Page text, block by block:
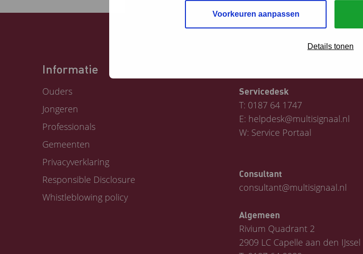
Voorkeuren aanpassen
Details tonen
Informatie
Ouders
Jongeren
Professionals
Gemeenten
Privacyverklaring
Responsible Disclosure
Whistleblowing policy
Servicedesk
T: 0187 64 1747
E: helpdesk@multisignaal.nl
W: Service Portaal
Consultant
consultant@multisignaal.nl
Algemeen
Rivium Quadrant 2
2909 LC Capelle aan den IJssel